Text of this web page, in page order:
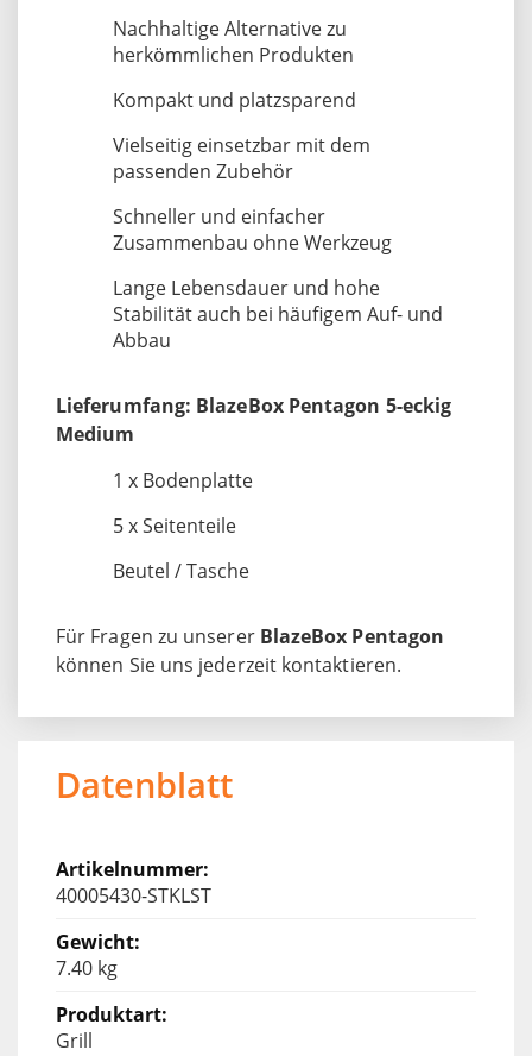
Nachhaltige Alternative zu
herkömmlichen Produkten
Kompakt und platzsparend
Vielseitig einsetzbar mit dem
passenden Zubehör
Schneller und einfacher
Zusammenbau ohne Werkzeug
Lange Lebensdauer und hohe
Stabilität auch bei häufigem Auf- und
Abbau
Lieferumfang: BlazeBox Pentagon 5-eckig
Medium
1 x Bodenplatte
5 x Seitenteile
Beutel / Tasche
Für Fragen zu unserer BlazeBox Pentagon
können Sie uns jederzeit kontaktieren.
Datenblatt
40005430-STKLST
7.40 kg
Grill